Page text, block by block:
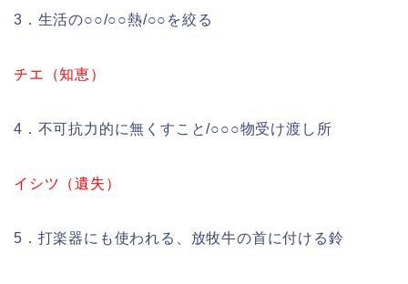
3．生活の○○/○○熱/○○を絞る
チエ（知恵）
4．不可抗力的に無くすこと/○○○物受け渡し所
イシツ（遺失）
5．打楽器にも使われる、放牧牛の首に付ける鈴